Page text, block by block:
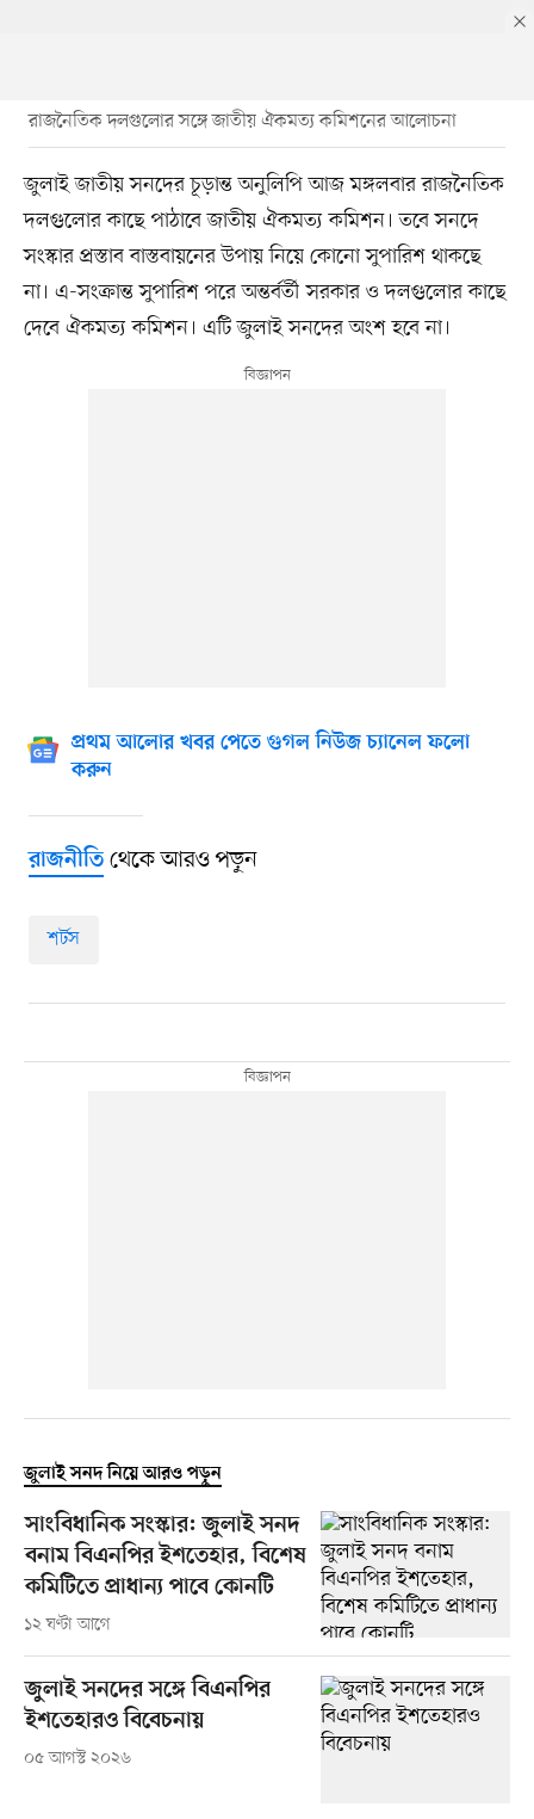
রাজনৈতিক দলগুলোর সঙ্গে জাতীয় ঐকমত্য কমিশনের আলোচনা
জুলাই জাতীয় সনদের চূড়ান্ত অনুলিপি আজ মঙ্গলবার রাজনৈতিক
দলগুলোর কাছে পাঠাবে জাতীয় ঐকমত্য কমিশন। তবে সনদে
সংস্কার প্রস্তাব বাস্তবায়নের উপায় নিয়ে কোনো সুপারিশ থাকছে
না। এ-সংক্রান্ত সুপারিশ পরে অন্তর্বর্তী সরকার ও দলগুলোর কাছে
দেবে ঐকমত্য কমিশন। এটি জুলাই সনদের অংশ হবে না।
প্রথম আলোর খবর পেতে গুগল নিউজ চ্যানেল ফলো
করুন
রাজনীতিথেকে আরও পড়ুন
শর্টস
জুলাই সনদ নিয়ে আরও পড়ুন
সাংবিধানিক সংস্কার: জুলাই সনদ
বনাম বিএনপির ইশতেহার, বিশেষ
কমিটিতে প্রাধান্য পাবে কোনটি
১২ ঘণ্টা আগে
জুলাই সনদের সঙ্গে বিএনপির
ইশতেহারও বিবেচনায়
০৫ আগস্ট ২০২৬